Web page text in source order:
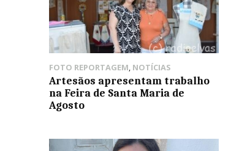
FOTO REPORTAGEM, NOTÍCIAS
Artesãos apresentam trabalho
na Feira de Santa Maria de
Agosto